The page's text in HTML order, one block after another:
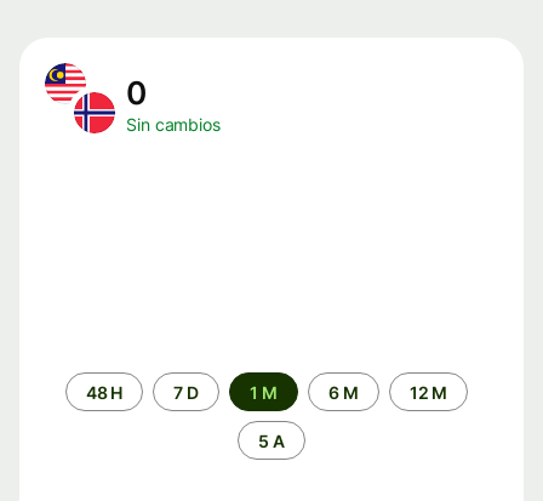
0
Sin cambios
Periodo48 H 7 D 1 M 6 M 12 M
5 A